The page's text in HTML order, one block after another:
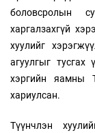
боловсролын
харгалзахгүй
хуулийг
агуулгыг
хэргийн яамны
хариулсан.
Түүнчлэн